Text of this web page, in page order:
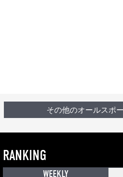
その他のオールスポ
RANKING
WEEKLY